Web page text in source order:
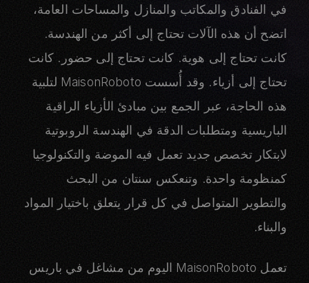
في الفنادق والمكاتب والمنازل والمساحات العامة،
اتضح أن هذه الآلات تحتاج إلى أكثر من الهندسة.
كانت تحتاج إلى هوية. كانت تحتاج إلى حضور. كانت
تحتاج إلى أزياء. وقد أُسست MaisonRoboto لتلبية
هذه الحاجة، عبر الجمع بين مبادئ الأزياء الراقية
الباريسية ومتطلبات الدقة في الهندسة الروبوتية
لابتكار تخصص جديد تعمل فيه الموضة والتكنولوجيا
كمنظومة واحدة. وتنعكس سنتان من البحث
والتطوير المتواصل في كل قرار يتعلق باختيار المواد
والبناء.
تعمل MaisonRoboto اليوم من مشاغل في باريس